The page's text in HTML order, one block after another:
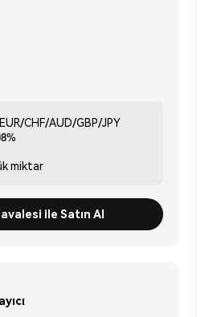
CHF/AUD/GBP/JPY
miktar
ile Satın Al